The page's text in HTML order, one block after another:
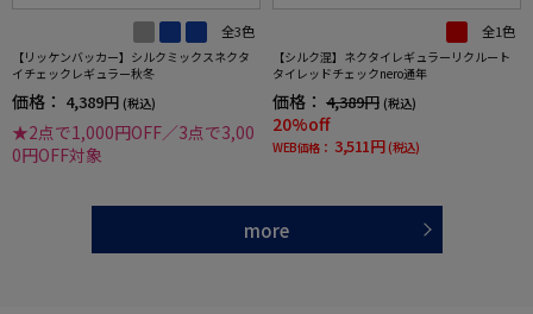
全3色
【リッケンバッカー】シルクミックスネクタ
イチェックレギュラー秋冬
価格： 4,389円 (税込)
★2点で1,000円OFF／3点で3,00
0円OFF対象
全1色
【シルク混】ネクタイレギュラーリクルート
タイレッドチェックnero通年
価格： 4,389円 (税込)
20%off
WEB価格： 3,511円 (税込)
more